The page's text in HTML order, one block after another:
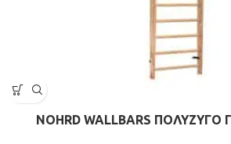
NOHRD WALLBARS